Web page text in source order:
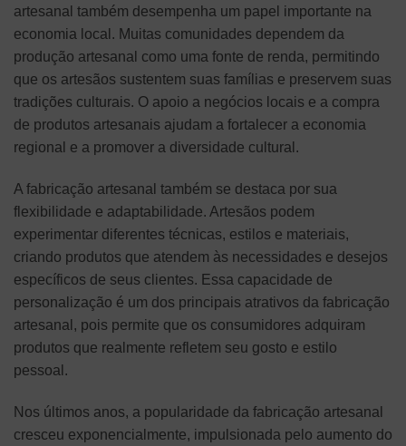
artesanal também desempenha um papel importante na
economia local. Muitas comunidades dependem da
produção artesanal como uma fonte de renda, permitindo
que os artesãos sustentem suas famílias e preservem suas
tradições culturais. O apoio a negócios locais e a compra
de produtos artesanais ajudam a fortalecer a economia
regional e a promover a diversidade cultural.
A fabricação artesanal também se destaca por sua
flexibilidade e adaptabilidade. Artesãos podem
experimentar diferentes técnicas, estilos e materiais,
criando produtos que atendem às necessidades e desejos
específicos de seus clientes. Essa capacidade de
personalização é um dos principais atrativos da fabricação
artesanal, pois permite que os consumidores adquiram
produtos que realmente refletem seu gosto e estilo
pessoal.
Nos últimos anos, a popularidade da fabricação artesanal
cresceu exponencialmente, impulsionada pelo aumento do